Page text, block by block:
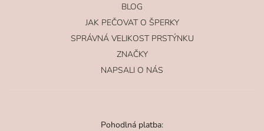
BLOG
JAK PEČOVAT O ŠPERKY
SPRÁVNÁ VELIKOST PRSTÝNKU
ZNAČKY
NAPSALI O NÁS
Pohodlná platba: